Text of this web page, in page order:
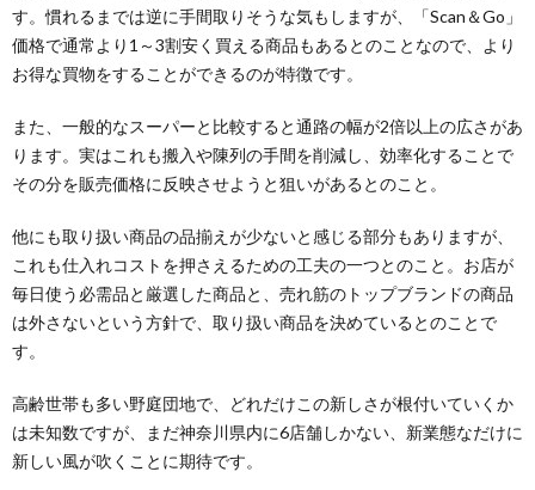
す。慣れるまでは逆に手間取りそうな気もしますが、「Scan＆Go」
価格で通常より1～3割安く買える商品もあるとのことなので、より
お得な買物をすることができるのが特徴です。
また、一般的なスーパーと比較すると通路の幅が2倍以上の広さがあ
ります。実はこれも搬入や陳列の手間を削減し、効率化することで
その分を販売価格に反映させようと狙いがあるとのこと。
他にも取り扱い商品の品揃えが少ないと感じる部分もありますが、
これも仕入れコストを押さえるための工夫の一つとのこと。お店が
毎日使う必需品と厳選した商品と、売れ筋のトップブランドの商品
は外さないという方針で、取り扱い商品を決めているとのことで
す。
高齢世帯も多い野庭団地で、どれだけこの新しさが根付いていくか
は未知数ですが、まだ神奈川県内に6店舗しかない、新業態なだけに
新しい風が吹くことに期待です。